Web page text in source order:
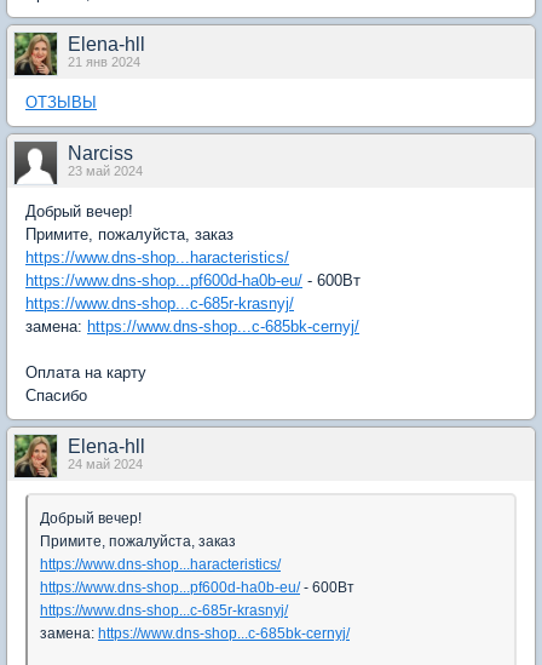
Elena-hll
21 янв 2024
ОТЗЫВЫ
Narciss
23 май 2024
Добрый вечер!
Примите, пожалуйста, заказ
https://www.dns-shop...haracteristics/
https://www.dns-shop...pf600d-ha0b-eu/ - 600Вт
https://www.dns-shop...c-685r-krasnyj/
замена: https://www.dns-shop...c-685bk-cernyj/
Оплата на карту
Спасибо
Elena-hll
24 май 2024
Добрый вечер!
Примите, пожалуйста, заказ
https://www.dns-shop...haracteristics/
https://www.dns-shop...pf600d-ha0b-eu/- 600Вт
https://www.dns-shop...c-685r-krasnyj/
замена: https://www.dns-shop...c-685bk-cernyj/